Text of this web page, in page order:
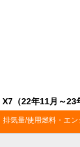
X7（22年11月～23
排気量/使用燃料・エ